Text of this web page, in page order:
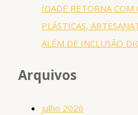
IDADE RETORNA COM
PLÁSTICAS,
ALÉM DE INCLUSÃO
Arquivos
julho 2026